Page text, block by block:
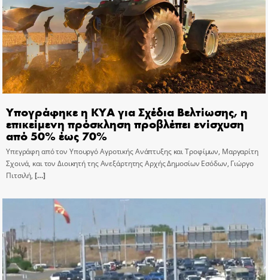
Υπογράφηκε η ΚΥΑ για Σχέδια Βελτίωσης, η
επικείμενη πρόσκληση προβλέπει ενίσχυση
από 50% έως 70%
Υπεγράφη από τον Υπουργό Αγροτικής Ανάπτυξης και Τροφίμων, Μαργαρίτη
Σχοινά, και τον Διοικητή της Ανεξάρτητης Αρχής Δημοσίων Εσόδων, Γιώργο
Πιτσιλή, […]